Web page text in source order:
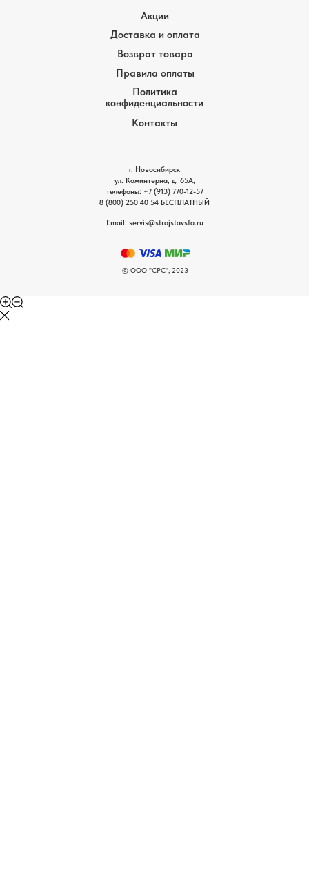
Доставка и оплата
Возврат товара
Акции
Контакты
Правила оплаты
Политика
конфиденциальности
© ООО "СРС", 2023
Email: servis@strojstavsfo.ru
г. Новосибирск
ул. Коминтерна, д. 65А,
телефоны: +7 (913) 770-12-57
8 (800) 250 40 54 БЕСПЛАТНЫЙ